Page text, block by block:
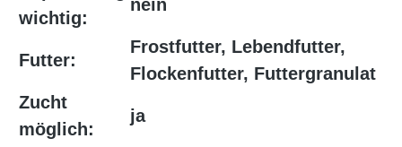
wichtig:
nein
Futter:
Frostfutter, Lebendfutter,
Flockenfutter, Futtergranulat
Zucht
möglich:
ja